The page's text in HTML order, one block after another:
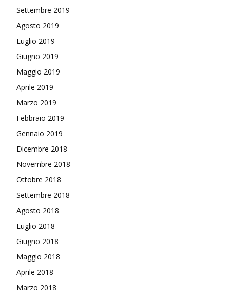
Settembre 2019
Agosto 2019
Luglio 2019
Giugno 2019
Maggio 2019
Aprile 2019
Marzo 2019
Febbraio 2019
Gennaio 2019
Dicembre 2018
Novembre 2018
Ottobre 2018
Settembre 2018
Agosto 2018
Luglio 2018
Giugno 2018
Maggio 2018
Aprile 2018
Marzo 2018